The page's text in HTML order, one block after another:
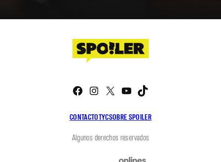
CONTACTOTYCSOBRE SPOILER
Facebook
Instagram
X YouTube
Algunos derechos reservados